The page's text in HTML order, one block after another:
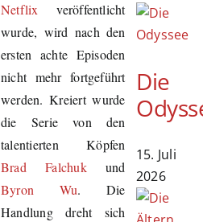
Netflix veröffentlicht
wurde, wird nach den
ersten achte Episoden
nicht mehr fortgeführt
werden. Kreiert wurde
die Serie von den
talentierten Köpfen
Brad Falchukund
Byron Wu. Die
Handlung dreht sich
Die
15. Juli
2026